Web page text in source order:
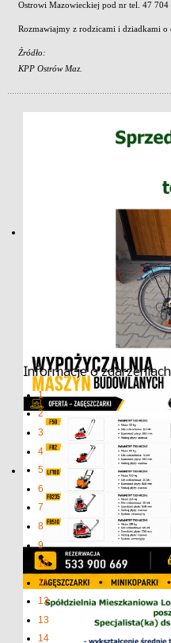
Ostrowi Mazowieckiej pod nr tel. 47 704
Rozmawiajmy z rodzicami i dziadkami o
Źródło:
KPP Ostrów Maz.
Informacje o zdarzeniach
1
2
3
4
5
6
7
8
9
10
11
12
13
14